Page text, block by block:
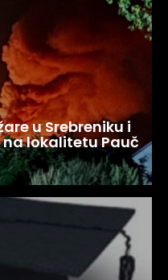
u Srebreniku i
lokalitetu Pauč